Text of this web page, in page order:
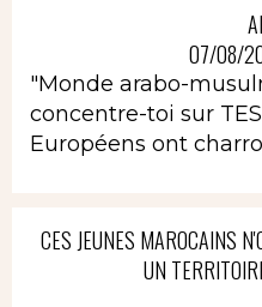
07/08/
"Monde arabo-
concentre-toi sur
Européens ont
CES JEUNES MAROCAINS
UN